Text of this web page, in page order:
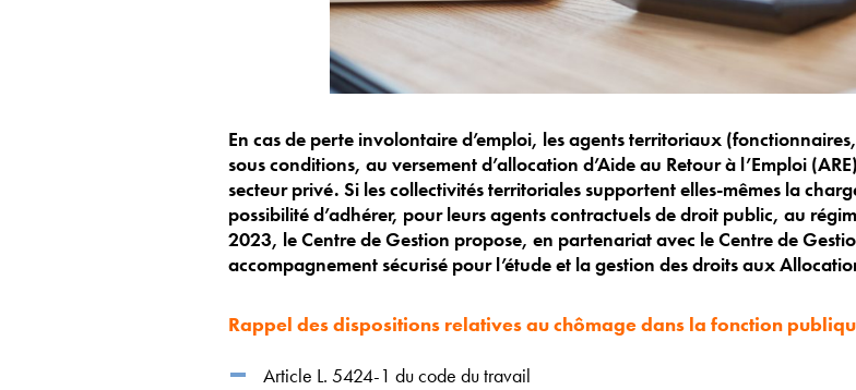
En cas de perte involontaire d’emploi, les agents territoriaux
sous conditions, au versement d’allocation d’Aide au Retour à l’Emploi
secteur privé. Si les collectivités territoriales supportent elles-mêmes la
possibilité d’adhérer, pour leurs agents contractuels de droit public, au
2023, le Centre de Gestion propose, en partenariat avec le Centre de
accompagnement sécurisé pour l’étude et la gestion des droits aux
Rappel des dispositions relatives au chômage dans la fonction
Article L. 5424-1 du code du travail